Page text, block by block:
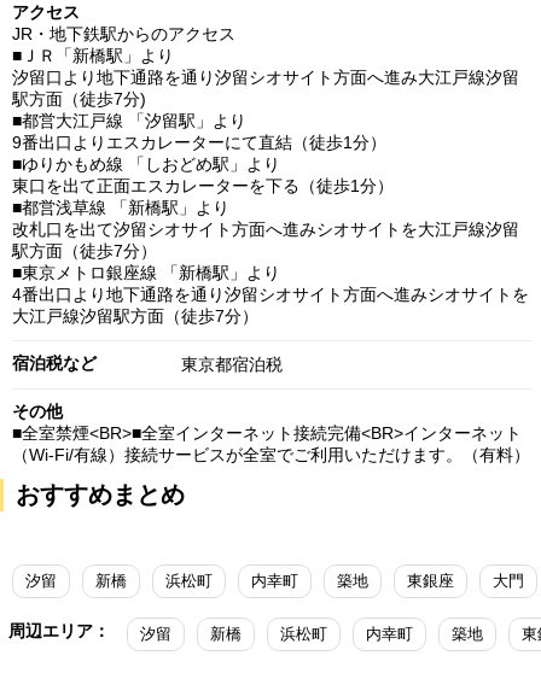
アクセス
JR・地下鉄駅からのアクセス
■ＪＲ「新橋駅」より
汐留口より地下通路を通り汐留シオサイト方面へ進み大江戸線汐留
駅方面（徒歩7分)
■都営大江戸線 「汐留駅」より
9番出口よりエスカレーターにて直結（徒歩1分）
■ゆりかもめ線 「しおどめ駅」より
東口を出て正面エスカレーターを下る（徒歩1分）
■都営浅草線 「新橋駅」より
改札口を出て汐留シオサイト方面へ進みシオサイトを大江戸線汐留
駅方面（徒歩7分）
■東京メトロ銀座線 「新橋駅」より
4番出口より地下通路を通り汐留シオサイト方面へ進みシオサイトを
大江戸線汐留駅方面（徒歩7分）
宿泊税など 東京都宿泊税
その他
■全室禁煙<BR>■全室インターネット接続完備<BR>インターネット
（Wi-Fi/有線）接続サービスが全室でご利用いただけます。（有料）
おすすめまとめ
汐留 新橋 浜松町 内幸町 築地 東銀座 大門
周辺エリア： 汐留 新橋 浜松町 内幸町 築地 東